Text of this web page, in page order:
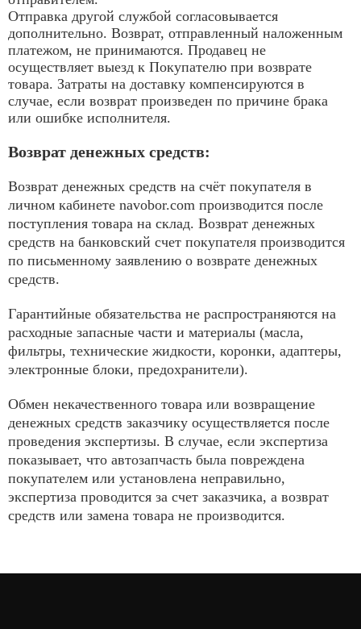
Отправка другой службой согласовывается
дополнительно. Возврат, отправленный наложенным
платежом, не принимаются. Продавец не
осуществляет выезд к Покупателю при возврате
товара. Затраты на доставку компенсируются в
случае, если возврат произведен по причине брака
или ошибке исполнителя.
Возврат денежных средств:
Возврат денежных средств на счёт покупателя в
личном кабинете navobor.com производится после
поступления товара на склад. Возврат денежных
средств на банковский счет покупателя производится
по письменному заявлению о возврате денежных
средств.
Гарантийные обязательства не распространяются на
расходные запасные части и материалы (масла,
фильтры, технические жидкости, коронки, адаптеры,
электронные блоки, предохранители).
Обмен некачественного товара или возвращение
денежных средств заказчику осуществляется после
проведения экспертизы. В случае, если экспертиза
показывает, что автозапчасть была повреждена
покупателем или установлена неправильно,
экспертиза проводится за счет заказчика, а возврат
средств или замена товара не производится.